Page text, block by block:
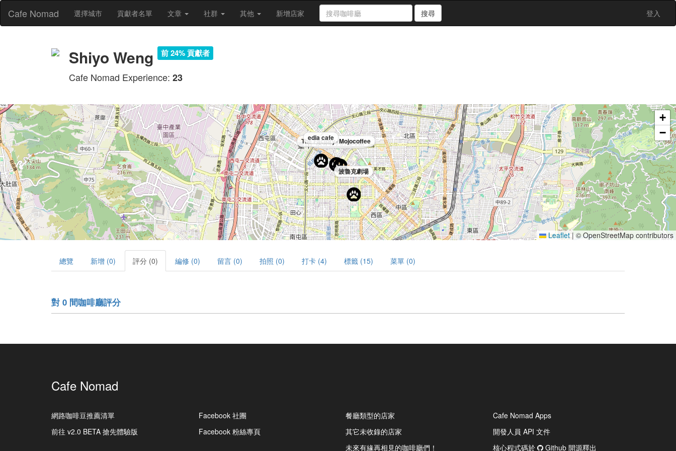
Cafe Nomad 選擇城市 貢獻者名單 文章 社群 其他 新增店家 搜尋 登入
Shiyo Weng 前 24% 貢獻者
Cafe Nomad Experience: 23
沒有名字的咖啡館
The Factory- Mojocoffee
edia cafe
波魯克劇場
+
−
Leaflet | © OpenStreetMap contributors
總覽 新增 (0) 評分 (0) 編修 (0) 留言 (0) 拍照 (0) 打卡 (4) 標籤 (15) 菜單 (0)
對 0 間咖啡廳評分
Cafe Nomad
網路咖啡豆推薦清單
前往 v2.0 BETA 搶先體驗版
Facebook 社團
Facebook 粉絲專頁
餐廳類型的店家
其它未收錄的店家
未來有緣再相見的咖啡廳們！
Cafe Nomad Apps
開發人員 API 文件
核心程式碼於
Github 開源釋出